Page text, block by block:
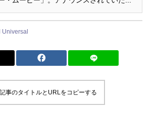
事のタイトルとURLをコピーする